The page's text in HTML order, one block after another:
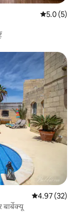
औसत रेटिंग 5
5.0 (5)
औसत रेटिंग 5 में
4.97 (32)